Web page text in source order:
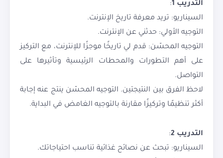
التدريب 1
:
السيناريو: تريد معرفة تاريخ الإنترنت.
التوجيه الأولي: حدثني عن الإنترنت.
التوجيه المحسّن: قدم لي تاريخًا موجزًا للإنترنت، مع التركيز
على أهم التطورات والمحطات الرئيسية وتأثيرها على
التواصل.
لاحظ الفرق بين النتيجتين. التوجيه المحسّن ينتج عنه إجابة
أكثر تنظيمًا وتركيزًا مقارنة بالتوجيه الغامض في البداية.
التدريب 2
:
السيناريو: تبحث عن نصائح غذائية تناسب احتياجاتك.